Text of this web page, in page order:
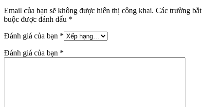
Email của bạn sẽ không được hiển thị công khai. Các trường bắt
buộc được đánh dấu *
Đánh giá của bạn *
Đánh giá của bạn *